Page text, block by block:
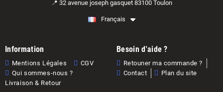
📍 32 avenue joseph gasquet 83100 Toulon
Français
Information
Mentions Légales
CGV
Qui sommes-nous ?
Livraison & Retour
Besoin d'aide ?
Retouner ma commande ?
Contact
Plan du site